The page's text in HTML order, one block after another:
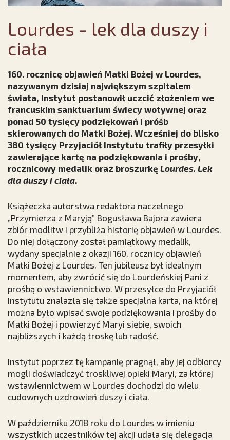
Lourdes - lek dla duszy i
ciała
160. rocznicę objawień Matki Bożej w Lourdes,
nazywanym dzisiaj największym szpitalem
świata, Instytut postanowił uczcić złożeniem we
francuskim sanktuarium świecy wotywnej oraz
ponad 50 tysięcy podziękowań i próśb
skierowanych do Matki Bożej. Wcześniej do blisko
380 tysięcy Przyjaciół Instytutu trafiły przesyłki
zawierające kartę na podziękowania i prośby,
rocznicowy medalik oraz broszurkę Lourdes. Lek
dla duszy i ciała.
Książeczka autorstwa redaktora naczelnego
„Przymierza z Maryją” Bogusława Bajora zawiera
zbiór modlitw i przybliża historię objawień w Lourdes.
Do niej dołączony został pamiątkowy medalik,
wydany specjalnie z okazji 160. rocznicy objawień
Matki Bożej z Lourdes. Ten jubileusz był idealnym
momentem, aby zwrócić się do Lourdeńskiej Pani z
prośbą o wstawiennictwo. W przesyłce do Przyjaciół
Instytutu znalazła się także specjalna karta, na której
można było wpisać swoje podziękowania i prośby do
Matki Bożej i powierzyć Maryi siebie, swoich
najbliższych i każdą troskę lub radość.
Instytut poprzez tę kampanię pragnął, aby jej odbiorcy
mogli doświadczyć troskliwej opieki Maryi, za której
wstawiennictwem w Lourdes dochodzi do wielu
cudownych uzdrowień duszy i ciała.
W październiku 2018 roku do Lourdes w imieniu
wszystkich uczestników tej akcji udała się delegacja